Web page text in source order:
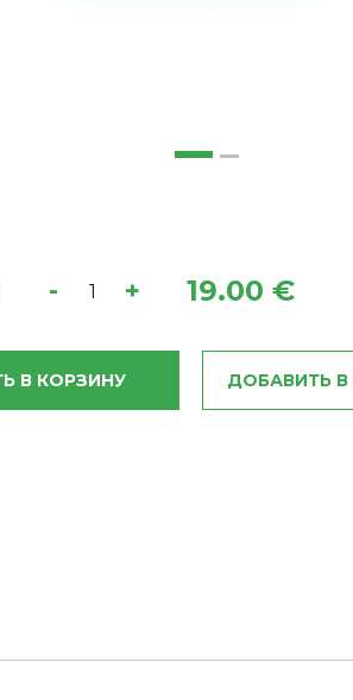
- + 19.00 €
В КОРЗИНУ ДОБАВИТЬ